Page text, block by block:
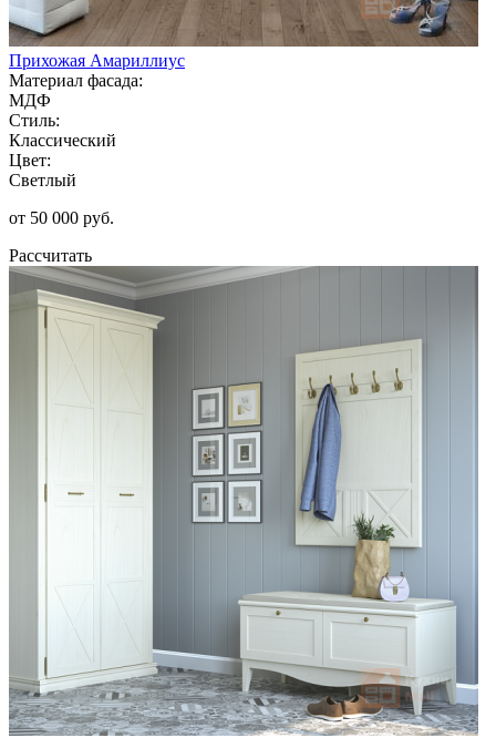
Прихожая Амариллиус
Материал фасада:
МДФ
Стиль:
Классический
Цвет:
Светлый
от 50 000 руб.
Рассчитать